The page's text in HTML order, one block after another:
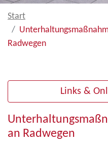
Start
Radwegen
Links &
an Radwegen